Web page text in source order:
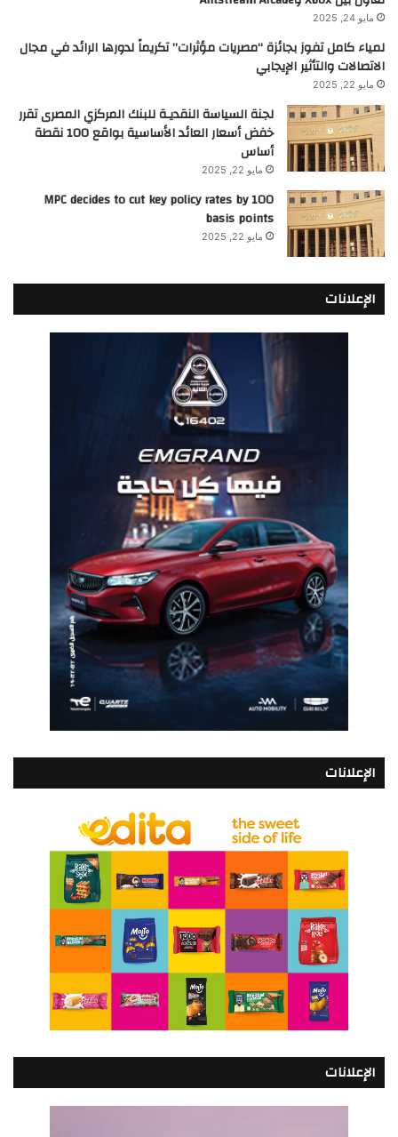
مايو 24, 2025
لمياء كامل تفوز بجائزة “مصريات مؤثرات” تكريماً لدورها الرائد في مجال
الاتصالات والتأثير الإيجابي
مايو 22, 2025
لجنة السياسة النقديـة للبنك المركزي المصرى تقرر
خفض أسعار العائد الأساسية بواقع 100 نقطة
أساس
مايو 22, 2025
MPC decides to cut key policy rates by 100
basis points
مايو 22, 2025
الإعلانات
الإعلانات
الإعلانات